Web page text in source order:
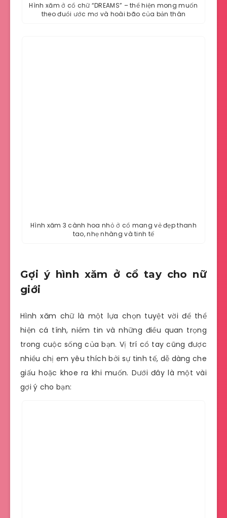
Hình xăm ở cổ chữ “DREAMS” – thể hiện mong muốn
theo đuổi ước mơ và hoài bão của bản thân
Hình xăm 3 cành hoa nhỏ ở cổ mang vẻ đẹp thanh
tao, nhẹ nhàng và tinh tế
Gợi ý hình xăm ở cổ tay cho nữ
giới
Hình xăm chữ là một lựa chọn tuyệt vời để thể
hiện cá tính, niềm tin và những điều quan trọng
trong cuộc sống của bạn. Vị trí cổ tay cũng được
nhiều chị em yêu thích bởi sự tinh tế, dễ dàng che
giấu hoặc khoe ra khi muốn. Dưới đây là một vài
gợi ý cho bạn: